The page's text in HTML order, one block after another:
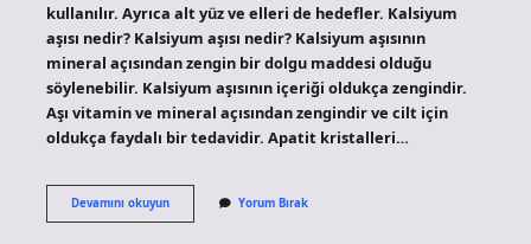
kullanılır. Ayrıca alt yüz ve elleri de hedefler. Kalsiyum
aşısı nedir? Kalsiyum aşısı nedir? Kalsiyum aşısının
mineral açısından zengin bir dolgu maddesi olduğu
söylenebilir. Kalsiyum aşısının içeriği oldukça zengindir.
Aşı vitamin ve mineral açısından zengindir ve cilt için
oldukça faydalı bir tedavidir. Apatit kristalleri…
Devamını okuyunKalsiyum
Apatit
Yorum Bırak